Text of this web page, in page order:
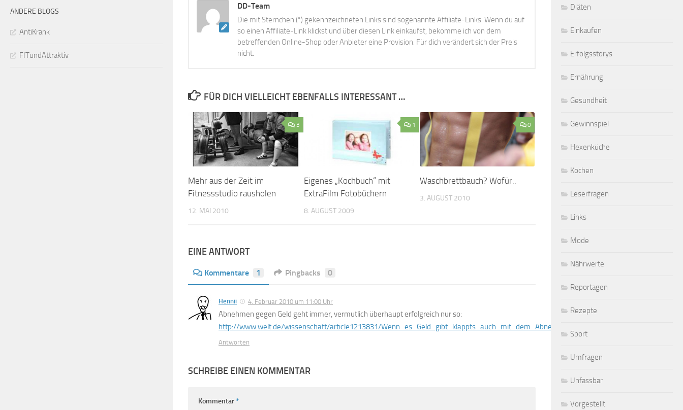
DD-Team
Die mit Sternchen (*) gekennzeichneten Links sind sogenannte Affiliate-Links. Wenn du auf
so einen Affiliate-Link klickst und über diesen Link einkaufst, bekomme ich von dem
betreffenden Online-Shop oder Anbieter eine Provision. Für dich verändert sich der Preis
nicht.
FÜR DICH VIELLEICHT EBENFALLS INTERESSANT …
3
Mehr aus der Zeit im
Fitnessstudio rausholen
12. MAI 2010
1
Eigenes „Kochbuch“ mit
ExtraFilm Fotobüchern
8. AUGUST 2009
0
Waschbrettbauch? Wofür..
3. AUGUST 2010
EINE ANTWORT
Kommentare 1 Pingbacks 0
Hennii 4. Februar 2010 um 11:00 Uhr
Abnehmen gegen Geld geht immer, vermutlich überhaupt erfolgreich nur so:
http://www.welt.de/wissenschaft/article1213831/Wenn_es_Geld_gibt_klappts_auch_mit_dem_Abnehmen.html
Antworten
SCHREIBE EINEN KOMMENTAR
Kommentar*
ANDERE BLOGS
AntiKrank
FITundAttraktiv
Diäten
Einkaufen
Erfolgsstorys
Ernährung
Gesundheit
Gewinnspiel
Hexenküche
Kochen
Leserfragen
Links
Mode
Nährwerte
Reportagen
Rezepte
Sport
Umfragen
Unfassbar
Vorgestellt